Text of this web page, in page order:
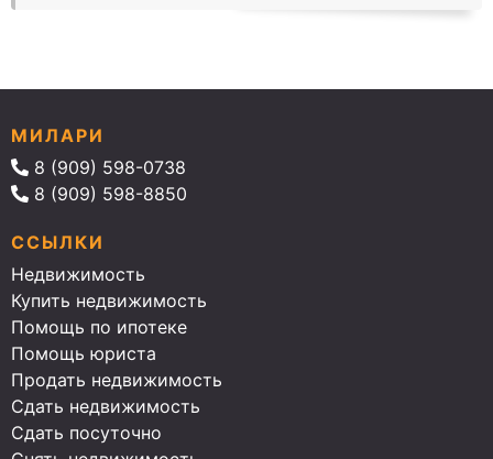
МИЛАРИ
8 (909) 598-0738
8 (909) 598-8850
ССЫЛКИ
Недвижимость
Купить недвижимость
Помощь по ипотеке
Помощь юриста
Продать недвижимость
Сдать недвижимость
Сдать посуточно